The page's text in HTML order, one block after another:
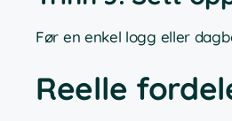
Før en enkel logg eller
Reelle